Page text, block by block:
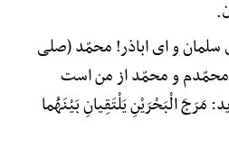
سلمان و ای اباذر! محمّد (صلی
محمّدم و محمّد از من است
مَرَجَ الْبَحْرَیْنِ یَلْتَقِیانِ بَیْنَهُما